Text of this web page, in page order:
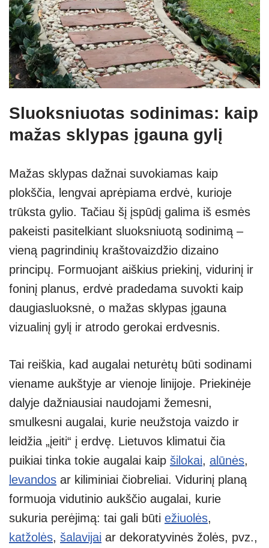
Sluoksniuotas sodinimas: kaip
mažas sklypas įgauna gylį
Mažas sklypas dažnai suvokiamas kaip
plokščia, lengvai aprėpiama erdvė, kurioje
trūksta gylio. Tačiau šį įspūdį galima iš esmės
pakeisti pasitelkiant sluoksniuotą sodinimą –
vieną pagrindinių kraštovaizdžio dizaino
principų. Formuojant aiškius priekinį, vidurinį ir
foninį planus, erdvė pradedama suvokti kaip
daugiasluoksnė, o mažas sklypas įgauna
vizualinį gylį ir atrodo gerokai erdvesnis.
Tai reiškia, kad augalai neturėtų būti sodinami
viename aukštyje ar vienoje linijoje. Priekinėje
dalyje dažniausiai naudojami žemesni,
smulkesni augalai, kurie neužstoja vaizdo ir
leidžia „įeiti“ į erdvę. Lietuvos klimatui čia
puikiai tinka tokie augalai kaip šilokai, alūnės,
levandos ar kiliminiai čiobreliai. Vidurinį planą
formuoja vidutinio aukščio augalai, kurie
sukuria perėjimą: tai gali būti ežiuolės,
katžolės, šalavijai ar dekoratyvinės žolės, pvz.,